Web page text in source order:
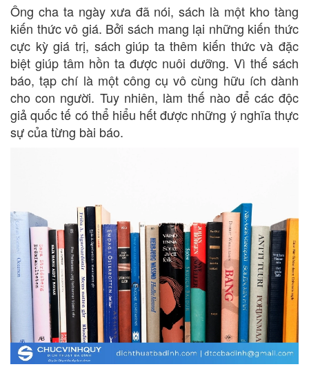
Ông cha ta ngày xưa đã nói, sách là một kho tàng
kiến thức vô giá. Bởi sách mang lại những kiến thức
cực kỳ giá trị, sách giúp ta thêm kiến thức và đặc
biệt giúp tâm hồn ta được nuôi dưỡng. Vì thế sách
báo, tạp chí là một công cụ vô cùng hữu ích dành
cho con người. Tuy nhiên, làm thế nào để các độc
giả quốc tế có thể hiểu hết được những ý nghĩa thực
sự của từng bài báo.